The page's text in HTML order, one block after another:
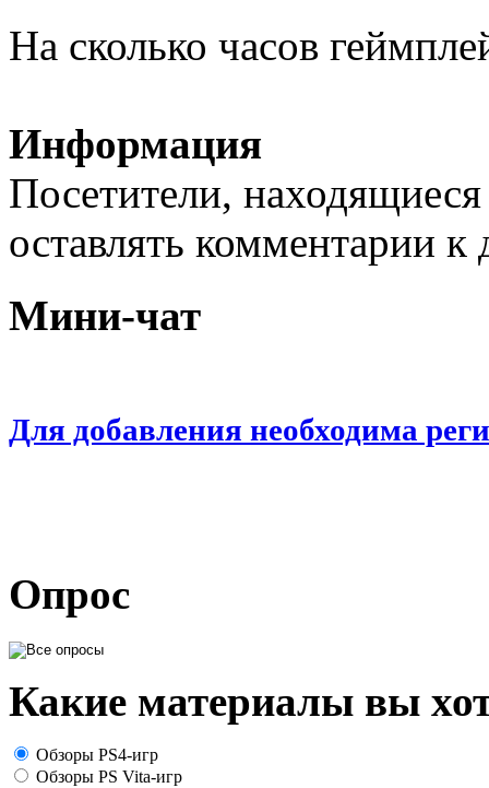
На сколько часов
Информация
Посетители,
оставлять комментарии
Мини-чат
Для добавления необходима
Опрос
Какие материалы вы
Обзоры PS4-игр
Обзоры PS Vita-игр